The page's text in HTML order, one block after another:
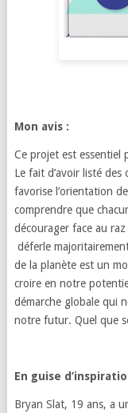
Mon avis :
Ce projet est essentiel
Le fait d’avoir listé
favorise l’orientation
comprendre que
décourager face au
déferle
de la planète est un
croire en notre
démarche globale qui
notre futur. Quel que
En guise
Bryan Slat, 19 ans, a